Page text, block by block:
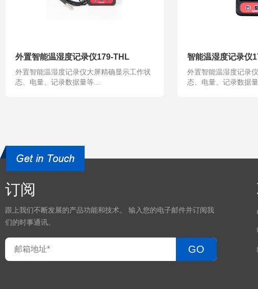
外置智能温湿度记录仪179-THL
外置智能温湿度记录仪大屏精确显示工作状
态、电量、记录数据量等...
智能温湿度记录仪
外置智能温湿度记录
态、电量、记录数据量
订阅
跟上我们不断发展的产品功能和技术。 输入您的电子邮件并订阅我
们的时事通讯。
GO